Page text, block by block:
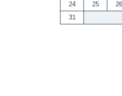
24
25 26
31